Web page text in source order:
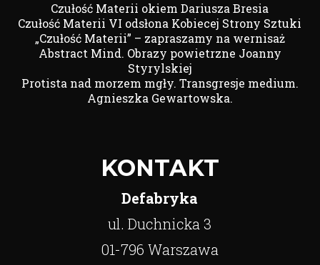
Czułość Materii okiem Dariusza Bresia
Czułość Materii VI odsłona Kobiecej Strony Sztuki
„Czułość Materii” – zapraszamy na wernisaż
Abstract Mind. Obrazy powietrzne Joanny
Styrylskiej
Protista nad morzem mgły. Transgresje medium.
Agnieszka Gewartowska.
KONTAKT
Defabryka
ul. Duchnicka 3
01-796 Warszawa